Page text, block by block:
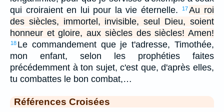
qui croiraient en lui pour la vie éternelle.
17 Au roi
des siècles, immortel, invisible, seul Dieu, soient
honneur et gloire, aux siècles des siècles! Amen!
18 Le commandement que je t'adresse, Timothée,
mon enfant, selon les prophéties faites
précédemment à ton sujet, c'est que, d'après elles,
tu combattes le bon combat,…
Références Croisées